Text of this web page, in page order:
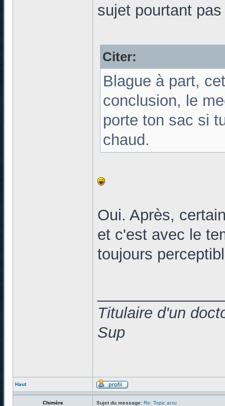
sujet pourtant
Citer:
Blague à part,
conclusion, le
porte ton sac si
chaud.
Oui. Après,
et c'est avec le
toujours
Titulaire d'un
Sup
Haut
Chimère Sujet du message: Re: Topic actu